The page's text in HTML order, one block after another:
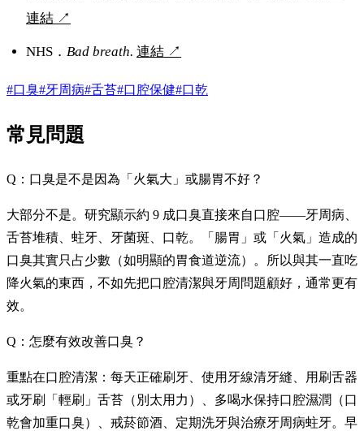
連結 ↗
NHS．Bad breath. 連結 ↗
#口臭#牙周病#舌苔#口腔保健#口乾
常見問題
Q：口臭是不是因為「火氣大」或腸胃不好？
大部分不是。研究顯示約 9 成口臭直接來自口腔——牙周病、
舌苔堆積、蛀牙、牙菌斑、口乾。「腸胃」或「火氣」造成的
口臭其實只占少數（如明顯的胃食道逆流）。所以與其一直吃
降火氣的東西，不如先把口腔清潔與牙周問題顧好，通常更有
效。
Q：怎麼有效改善口臭？
重點在口腔清潔：每天正確刷牙、使用牙線清牙縫、用刷舌器
或牙刷「輕刷」舌苔（別太用力）、多喝水保持口腔濕潤（口
乾會加重口臭）、戒菸節酒、定期洗牙與治療牙周病蛀牙。早